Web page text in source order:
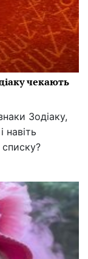
чекають
Зодіаку,
навіть